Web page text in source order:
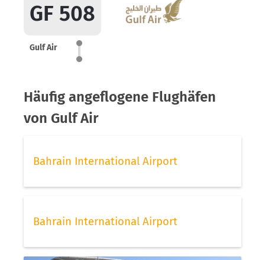
GF 508
Gulf Air
Häufig angeflogene Flughäfen
von Gulf Air
Bahrain International Airport
Bahrain International Airport